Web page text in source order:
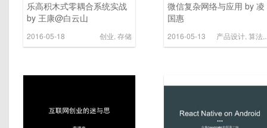
乐高积木式零耦合系统实战
by 王康@白云山
2016-05-18 创业 存储
微信复杂网络与应用 by 凌
国惠
2016-05-13 产品设计 算法